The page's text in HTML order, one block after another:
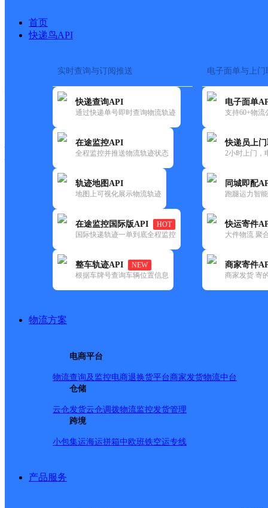
首页
快递鸟API
实时查询与订阅推送
快递查询API
通过快递单号即时查询物流轨迹
在途监控API
全程监控并推送物流轨迹状态
轨迹地图API
地图上可视化展示物流轨迹
在途监控国际版API
HOT
国际快递轨迹一单到底全程监控
整车轨迹API
NEW
根据车牌号查询车辆位置信息
电子面单与上门
电子面单
支持60+物流
快递员上
2小时上门，
同城即配
跑腿运力智
快运寄件
大件物流 聚
商家寄件
商家发货 寄
物流方案
电商平台
物流查询及监控电商退换货平台商家发货物流中台
仓储
云仓发货云仓调拨物流监控发货管理
跨境
小包集运海运拼箱中欧班铁空运专线
产品服务
快运大全 快递时效
邮政
银达邮政所
更新时间：2021-12-03 00:00:00
所属快递：邮政国内
所属区域：甘肃省-酒泉市-肃州区
网点地址：甘肃省酒泉市肃州区银达小街
网点负责人：